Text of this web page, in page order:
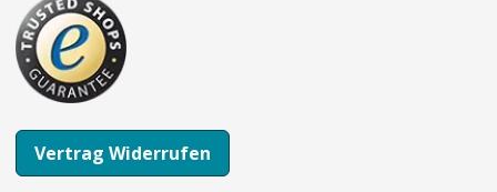
Vertrag Widerrufen